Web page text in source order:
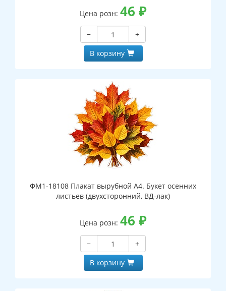
Цена розн: 46 ₽
−
+
В корзину
ФМ1-18108 Плакат вырубной А4. Букет осенних
листьев (двухсторонний, ВД-лак)
Цена розн: 46 ₽
−
+
В корзину